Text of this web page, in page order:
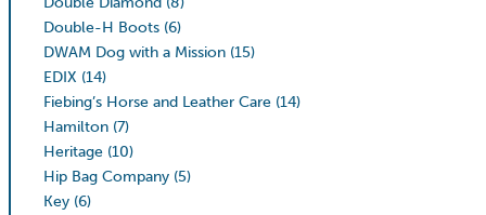
Double-H Boots (6)
DWAM Dog with a Mission (15)
EDIX (14)
Fiebing’s Horse and Leather Care (14)
Hamilton (7)
Heritage (10)
Hip Bag Company (5)
Key (6)